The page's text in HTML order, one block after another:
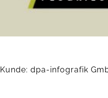
Kunde: dpa-infografik